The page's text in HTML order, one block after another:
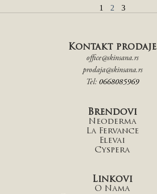
1 2 3
Kontakt prodaje
office@skinsana.rs
prodaja@skinsana.rs
Tel: 0668085969
Brendovi
Neoderma
La Fervance
Elevai
Cyspera
Linkovi
O Nama